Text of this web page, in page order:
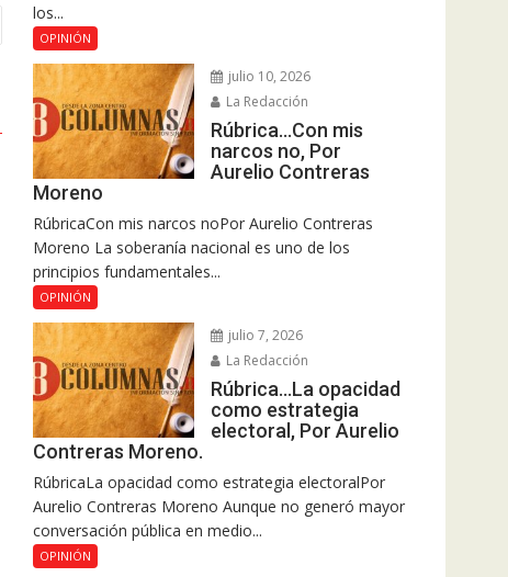
los...
OPINIÓN
julio 10, 2026
La Redacción
Rúbrica…Con mis
narcos no, Por
Aurelio Contreras
Moreno
RúbricaCon mis narcos noPor Aurelio Contreras
Moreno La soberanía nacional es uno de los
principios fundamentales...
OPINIÓN
julio 7, 2026
La Redacción
Rúbrica…La opacidad
como estrategia
electoral, Por Aurelio
Contreras Moreno.
RúbricaLa opacidad como estrategia electoralPor
Aurelio Contreras Moreno Aunque no generó mayor
conversación pública en medio...
OPINIÓN